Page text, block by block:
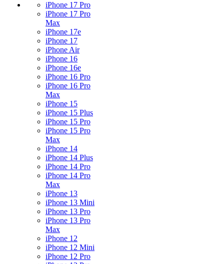
iPhone 17 Pro
iPhone 17 Pro
Max
iPhone 17e
iPhone 17
iPhone Air
iPhone 16
iPhone 16e
iPhone 16 Pro
iPhone 16 Pro
Max
iPhone 15
iPhone 15 Plus
iPhone 15 Pro
iPhone 15 Pro
Max
iPhone 14
iPhone 14 Plus
iPhone 14 Pro
iPhone 14 Pro
Max
iPhone 13
iPhone 13 Mini
iPhone 13 Pro
iPhone 13 Pro
Max
iPhone 12
iPhone 12 Mini
iPhone 12 Pro